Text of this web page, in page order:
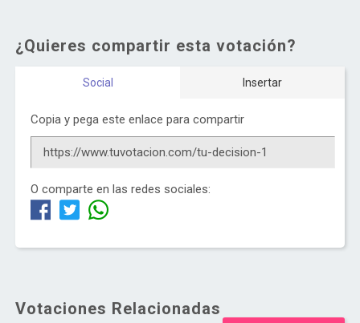
¿Quieres compartir esta votación?
Social Insertar
Copia y pega este enlace para compartir
O comparte en las redes sociales:
Votaciones Relacionadas